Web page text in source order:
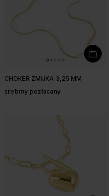
CHOKER ŻMIJKA 3,25 MM
srebrny pozłacany